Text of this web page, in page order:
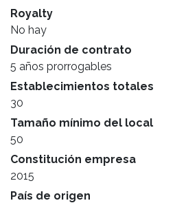
Royalty
No hay
Duración de contrato
5 años prorrogables
Establecimientos totales
30
Tamaño mínimo del local
50
Constitución empresa
2015
País de origen